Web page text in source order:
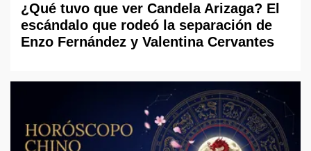
¿Qué tuvo que ver Candela Arizaga? El
escándalo que rodeó la separación de
Enzo Fernández y Valentina Cervantes